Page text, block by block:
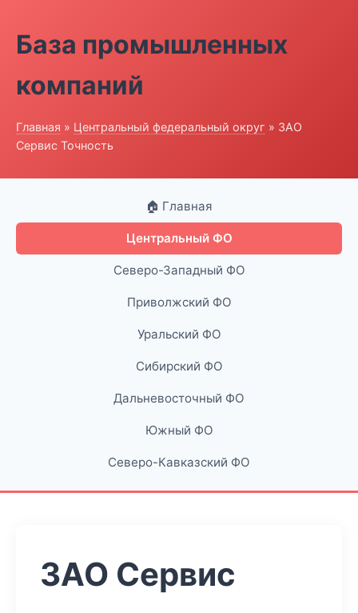
База промышленных
компаний
Главная » Центральный федеральный округ » ЗАО
Сервис Точность
🏠 Главная
Центральный ФО
Северо-Западный ФО
Приволжский ФО
Уральский ФО
Сибирский ФО
Дальневосточный ФО
Южный ФО
Северо-Кавказский ФО
ЗАО Сервис